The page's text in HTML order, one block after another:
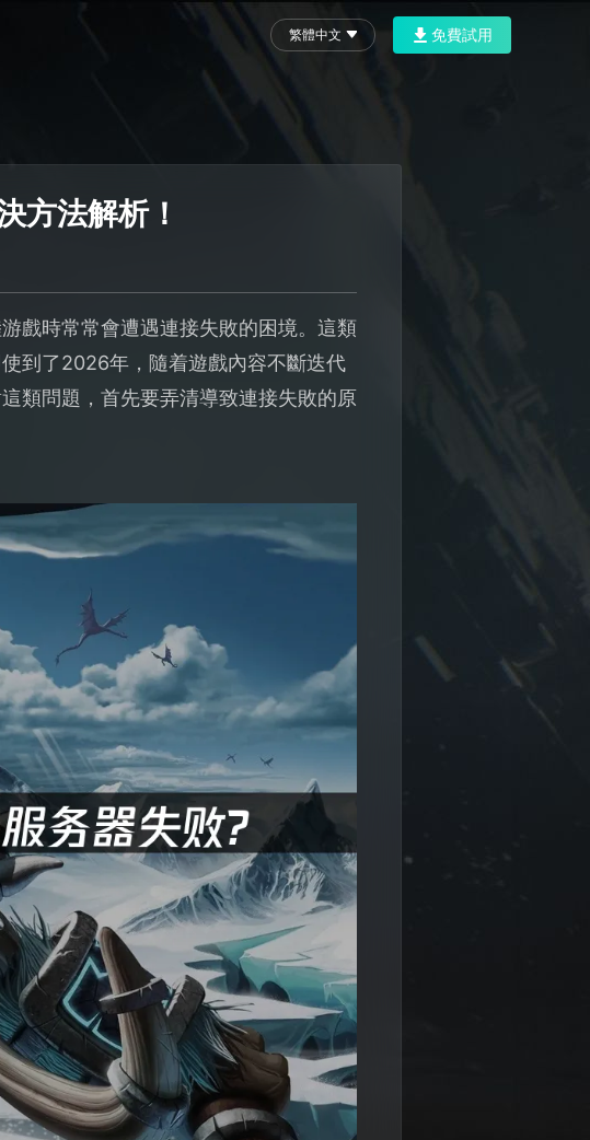
繁體中文 免費試用
方法解析！
戲時常常會遭遇連接失敗的困境。這類
到了2026年，隨着遊戲內容不斷迭代
類問題，首先要弄清導致連接失敗的原